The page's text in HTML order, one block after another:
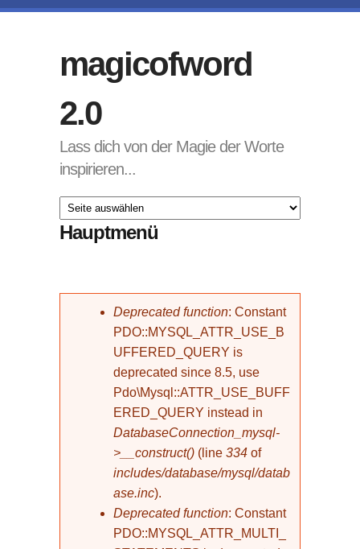
magicofword
2.0
Lass dich von der Magie der Worte
inspirieren...
Hauptmenü
Fehlermeldung
Deprecated function: Constant
PDO::MYSQL_ATTR_USE_B
UFFERED_QUERY is
deprecated since 8.5, use
Pdo\Mysql::ATTR_USE_BUFF
ERED_QUERY instead in
DatabaseConnection_mysql-
>__construct() (line 334 of
includes/database/mysql/datab
ase.inc).
Deprecated function: Constant
PDO::MYSQL_ATTR_MULTI_